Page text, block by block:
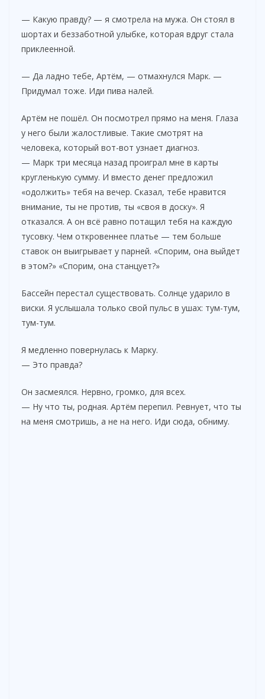
— Какую правду? — я смотрела на мужа. Он стоял в
шортах и беззаботной улыбке, которая вдруг стала
приклеенной.
— Да ладно тебе, Артём, — отмахнулся Марк. —
Придумал тоже. Иди пива налей.
Артём не пошёл. Он посмотрел прямо на меня. Глаза
у него были жалостливые. Такие смотрят на
человека, который вот-вот узнает диагноз.
— Марк три месяца назад проиграл мне в карты
кругленькую сумму. И вместо денег предложил
«одолжить» тебя на вечер. Сказал, тебе нравится
внимание, ты не против, ты «своя в доску». Я
отказался. А он всё равно потащил тебя на каждую
тусовку. Чем откровеннее платье — тем больше
ставок он выигрывает у парней. «Спорим, она выйдет
в этом?» «Спорим, она станцует?»
Бассейн перестал существовать. Солнце ударило в
виски. Я услышала только свой пульс в ушах: тум-тум,
тум-тум.
Я медленно повернулась к Марку.
— Это правда?
Он засмеялся. Нервно, громко, для всех.
— Ну что ты, родная. Артём перепил. Ревнует, что ты
на меня смотришь, а не на него. Иди сюда, обниму.